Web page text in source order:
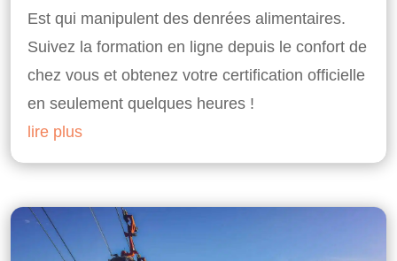
Est qui manipulent des denrées alimentaires.
Suivez la formation en ligne depuis le confort de
chez vous et obtenez votre certification officielle
en seulement quelques heures !
lire plus